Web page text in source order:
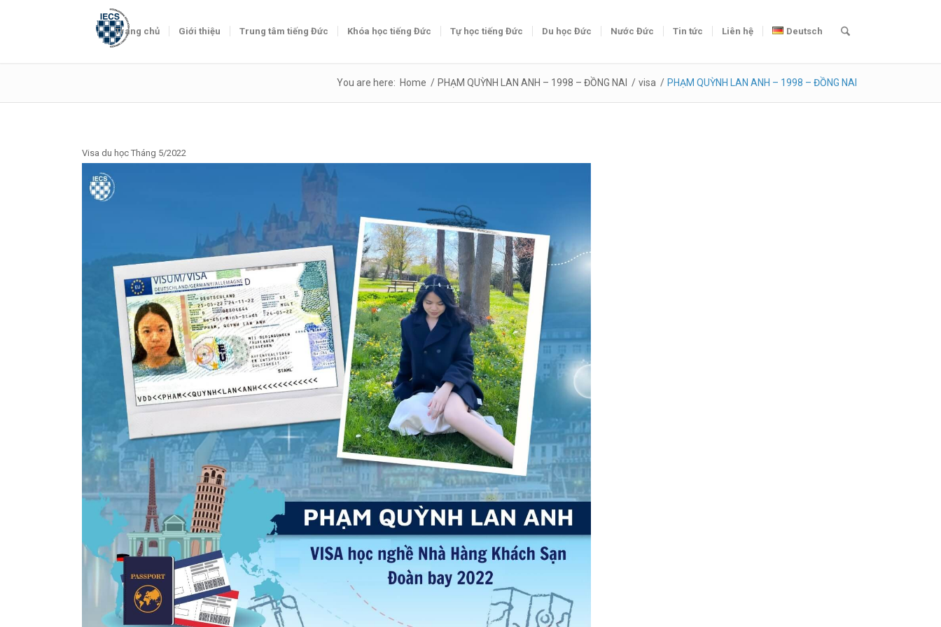
Trang chủ Giới thiệu Trung tâm tiếng Đức Khóa học tiếng Đức Tự học tiếng Đức Du học Đức Nước Đức Tin tức Liên hệ Deutsch
You are here: Home / PHẠM QUỲNH LAN ANH – 1998 – ĐỒNG NAI / visa / PHẠM QUỲNH LAN ANH – 1998 – ĐỒNG NAI
Visa du học Tháng 5/2022